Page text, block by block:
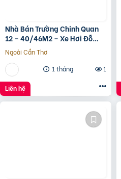
Nhà Bán Trường Chinh Quan
12 – 40/46M2 – Xe Hơi Đỗ
Cửa – 3.1 Tỷ
Ngoài Cần Thơ
1 tháng
1
Liên hệ